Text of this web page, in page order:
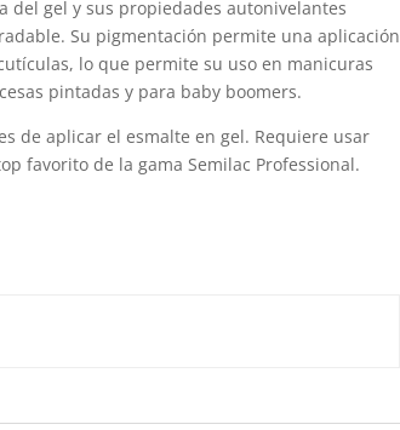
del gel y sus propiedades autonivelantes
Su pigmentación permite una aplicación
lo que permite su uso en manicuras
pintadas y para baby boomers.
de aplicar el esmalte en gel. Requiere usar
favorito de la gama Semilac Professional.